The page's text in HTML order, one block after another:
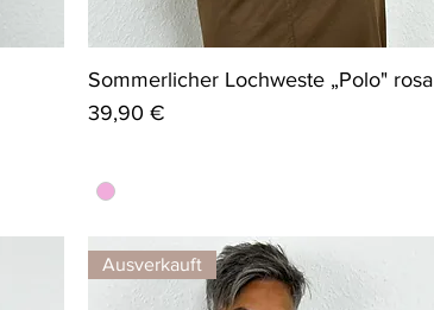
Sommerlicher Lochweste „Polo" rosa
Preis
39,90 €
Ausverkauft